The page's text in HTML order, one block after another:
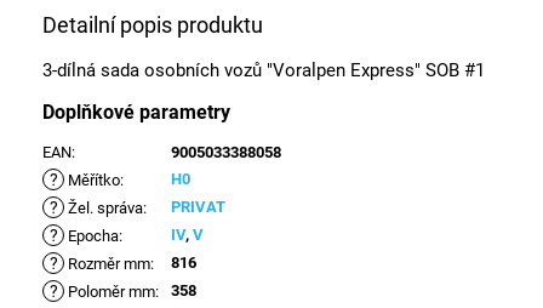
Detailní popis produktu
3-dílná sada osobních vozů "Voralpen Express" SOB #1
Doplňkové parametry
EAN: 9005033388058
? Měřítko: H0
? Žel. správa: PRIVAT
? Epocha: IV, V
? Rozměr mm: 816
? Poloměr mm:
358